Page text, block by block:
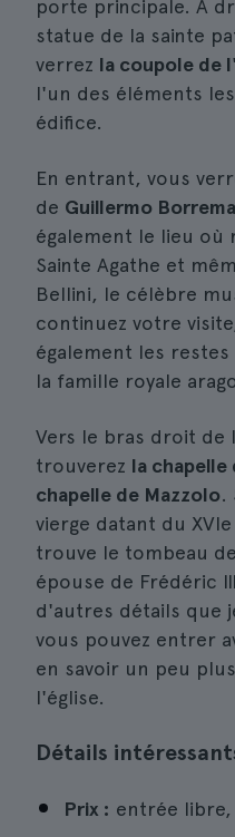
porte principale. À
statue de la sainte
verrez la coupole de
l'un des éléments
édifice.
En entrant, vous
de Guillermo
également le lieu où
Sainte Agathe et
Bellini, le célèbre
continuez votre
également les
la famille royale
Vers le bras droit de
trouverez la chapelle
chapelle de Mazzolo.
vierge datant du
trouve le tombeau
épouse de Frédéric
d'autres détails que
vous pouvez entrer
en savoir un peu
l'église.
Détails
Prix : entrée